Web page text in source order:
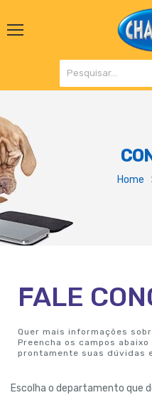
Home
FALE
Quer mais informações
Preencha os campos
prontamente suas dúvidas
Escolha o departamento que